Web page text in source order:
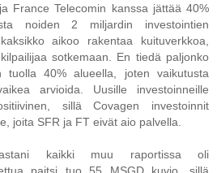
France Telecomin kanssa jättää 40%
noiden 2 miljardin investointien
aikoo rakentaa kuituverkkoa,
sotkemaan. En tiedä paljonko
tuolla 40% alueella, joten vaikutusta
arvioida. Uusille investoinneille
sillä Covagen investoinnit
joita SFR ja FT eivät aio palvella.
kaikki muu raportissa oli
paitsi tuo 55 MSGD kuvio, sillä